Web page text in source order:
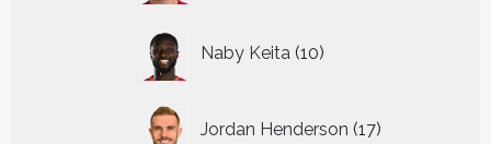
Naby Keita 10
producten
Jordan Henderson 17